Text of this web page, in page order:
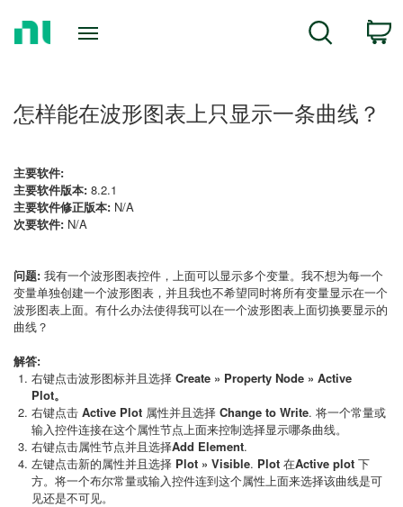
Search
怎样能在波形图表上只显示一条曲线？
主要软件:
主要软件版本: 8.2.1
主要软件修正版本: N/A
次要软件: N/A
问题: 我有一个波形图表控件，上面可以显示多个变量。我不想为每一个
变量单独创建一个波形图表，并且我也不希望同时将所有变量显示在一个
波形图表上面。有什么办法使得我可以在一个波形图表上面切换要显示的
曲线？
解答:
右键点击波形图标并且选择 Create » Property Node » Active
Plot。
右键点击 Active Plot 属性并且选择 Change to Write. 将一个常量或
输入控件连接在这个属性节点上面来控制选择显示哪条曲线。
右键点击属性节点并且选择Add Element.
左键点击新的属性并且选择 Plot » Visible. Plot 在Active plot 下
方。将一个布尔常量或输入控件连到这个属性上面来选择该曲线是可
见还是不可见。